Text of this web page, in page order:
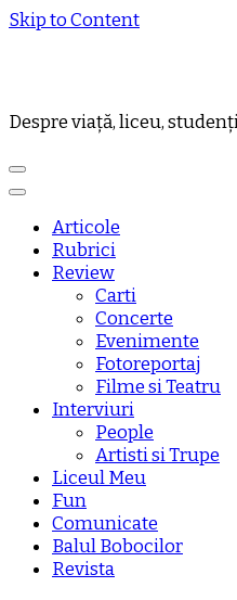
Skip to Content
Despre viață, liceu,
Articole
Rubrici
Review
Carti
Concerte
Evenimente
Fotoreportaj
Filme si Teatru
Interviuri
People
Artisti si Trupe
Liceul Meu
Fun
Comunicate
Balul Bobocilor
Revista